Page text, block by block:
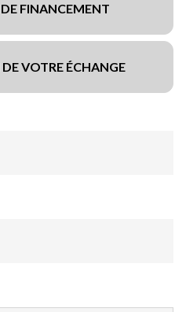
FINANCEMENT
VOTRE ÉCHANGE